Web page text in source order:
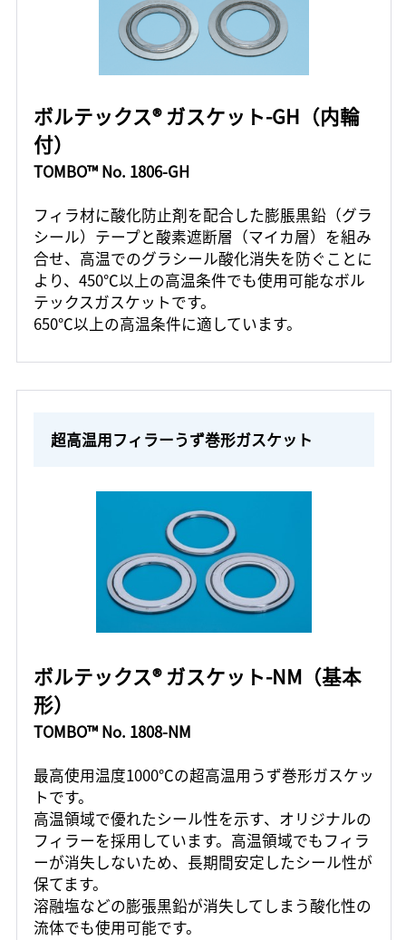
ボルテックス® ガスケット-GH（内輪
付）
TOMBO™ No. 1806-GH
フィラ材に酸化防止剤を配合した膨脹黒鉛（グラ
シール）テープと酸素遮断層（マイカ層）を組み
合せ、高温でのグラシール酸化消失を防ぐことに
より、450℃以上の高温条件でも使用可能なボル
テックスガスケットです。
650℃以上の高温条件に適しています。
超高温用フィラーうず巻形ガスケット
ボルテックス® ガスケット-NM（基本
形）
TOMBO™ No. 1808-NM
最高使用温度1000℃の超高温用うず巻形ガスケッ
トです。
高温領域で優れたシール性を示す、オリジナルの
フィラーを採用しています。高温領域でもフィラ
ーが消失しないため、長期間安定したシール性が
保てます。
溶融塩などの膨張黒鉛が消失してしまう酸化性の
流体でも使用可能です。